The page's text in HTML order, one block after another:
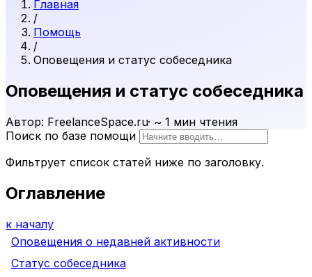
Главная
/
Помощь
/
Оповещения и статус собеседника
Оповещения и статус собеседника
Автор: FreelanceSpace.ru· ~ 1 мин чтения
Поиск по базе помощи
Фильтрует список статей ниже по заголовку.
Оглавление
к началу
Оповещения о недавней активности
Статус собеседника